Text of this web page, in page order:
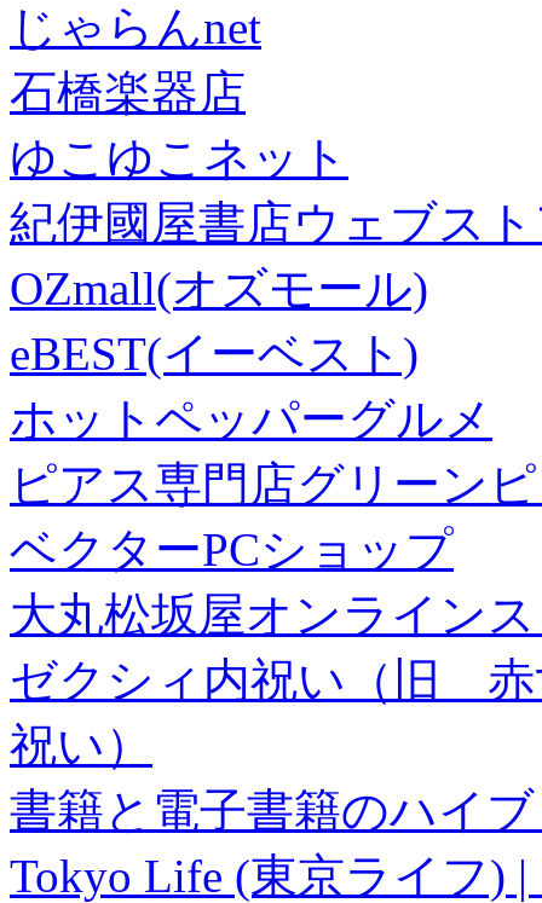
じゃらんnet
石橋楽器店
ゆこゆこネット
紀伊國屋書店ウェブス
OZmall(オズモール)
eBEST(イーベスト)
ホットペッパーグルメ
ピアス専門店グリーン
ベクターPCショップ
大丸松坂屋オンライン
ゼクシィ内祝い（旧 赤
祝い）
書籍と電子書籍のハイ
Tokyo Life (東京ライフ)